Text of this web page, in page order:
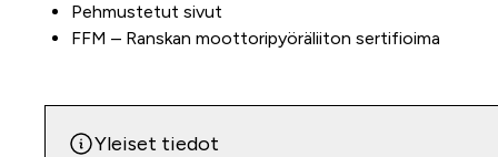
Pehmustetut sivut
FFM – Ranskan moottoripyöräliiton sertifioima
Yleiset tiedot